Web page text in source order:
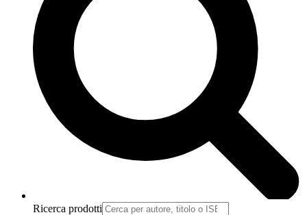
Ricerca prodotti